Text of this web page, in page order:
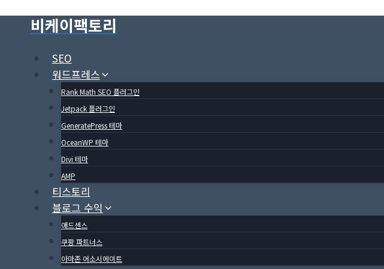
비케이팩토리
SEO
워드프레스
Rank Math SEO 플러그인
Jetpack 플러그인
GeneratePress 테마
OceanWP 테마
Divi 테마
AMP
티스토리
블로그 수익
애드센스
쿠팡 파트너스
아마존 어소시에이트